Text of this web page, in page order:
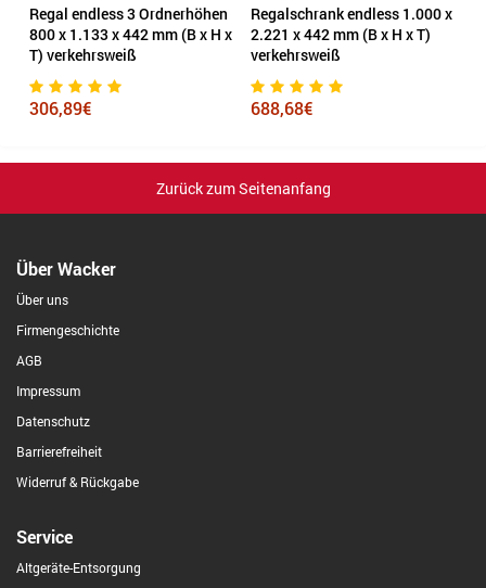
Regal endless 3 Ordnerhöhen
800 x 1.133 x 442 mm (B x H x
T) verkehrsweiß
306,89€
Regalschrank endless 1.000 x
2.221 x 442 mm (B x H x T)
verkehrsweiß
688,68€
Zurück zum Seitenanfang
Über Wacker
Über uns
Firmengeschichte
AGB
Impressum
Datenschutz
Barrierefreiheit
Widerruf & Rückgabe
Service
Altgeräte-Entsorgung